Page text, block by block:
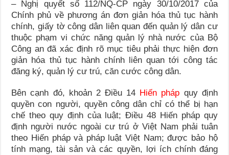
– Nghị quyết số 112/NQ-CP ngày 30/10/2017 của
Chính phủ về phương án đơn giản hóa thủ tục hành
chính, giấy tờ công dân liên quan đến quản lý dân cư
thuộc phạm vi chức năng quản lý nhà nước của Bộ
Công an đã xác định rõ mục tiêu phải thực hiện đơn
giản hóa thủ tục hành chính liên quan tới công tác
đăng ký, quản lý cư trú, căn cước công dân.
Bên cạnh đó, khoản 2 Điều 14 Hiến pháp quy định
quyền con người, quyền công dân chỉ có thể bị hạn
chế theo quy định của luật; Điều 48 Hiến pháp quy
định người nước ngoài cư trú ở Việt Nam phải tuân
theo Hiến pháp và pháp luật Việt Nam; được bảo hộ
tính mạng, tài sản và các quyền, lợi ích chính đáng